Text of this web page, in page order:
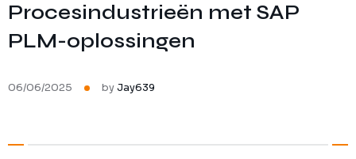
SAP Recipe Development
Procesindustrieën met SAP
PLM-oplossingen
06/06/2025 byJay639